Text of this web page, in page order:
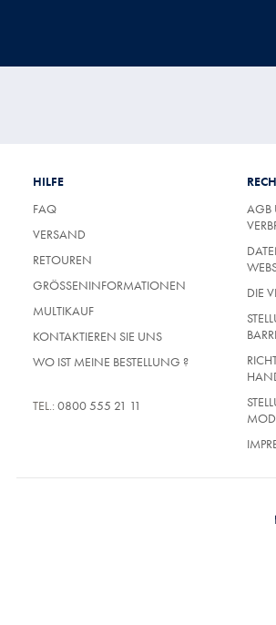
HILFE
FAQ
VERSAND
RETOUREN
GRÖSSENINFORMATIONEN
MULTIKAUF
KONTAKTIEREN SIE UNS
WO IST MEINE BESTELLUNG ?
TEL.: 0800 555 21 11
AGB
DIE